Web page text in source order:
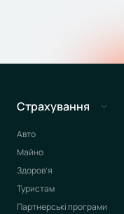
Страхування
Авто
Майно
Здоров’я
Туристам
Партнерські програми